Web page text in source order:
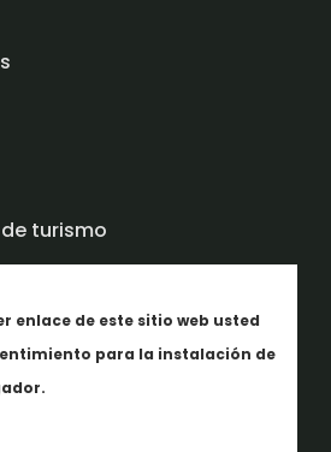
enlace de este sitio web usted
para la instalación de
turismo